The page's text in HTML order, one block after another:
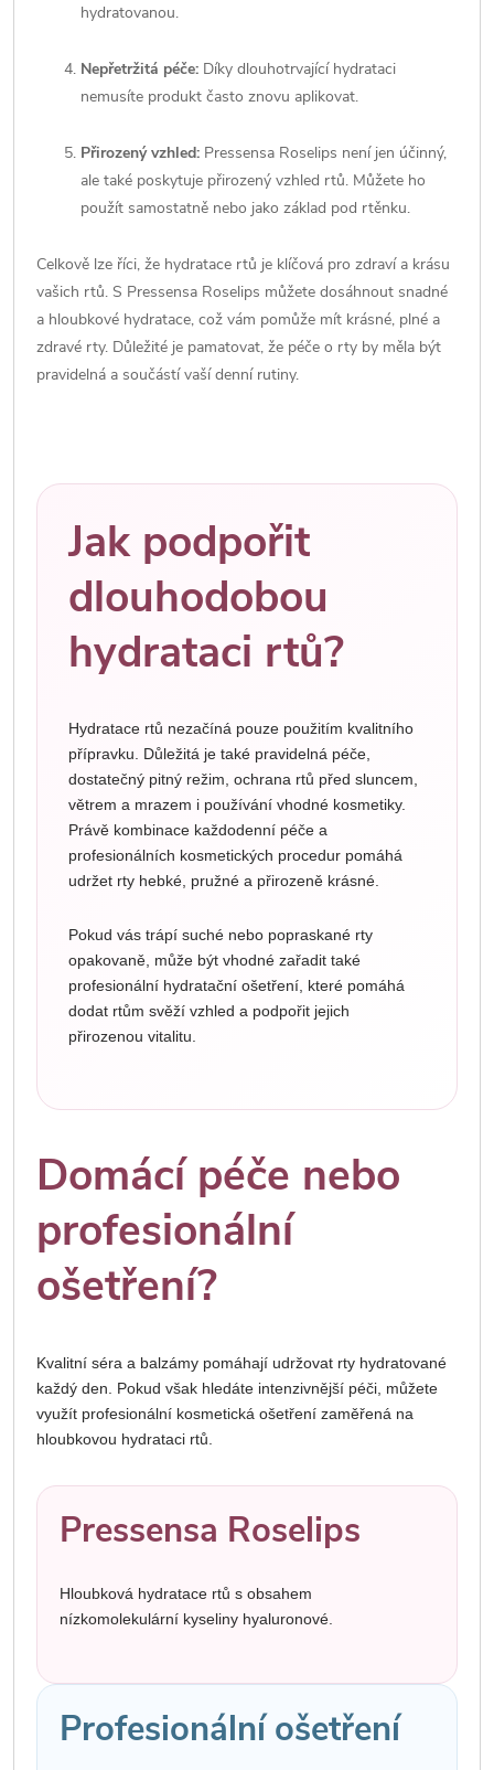
hydratovanou.
Nepřetržitá péče: Díky dlouhotrvající hydrataci
nemusíte produkt často znovu aplikovat.
Přirozený vzhled: Pressensa Roselips není jen účinný,
ale také poskytuje přirozený vzhled rtů. Můžete ho
použít samostatně nebo jako základ pod rtěnku.
Celkově lze říci, že hydratace rtů je klíčová pro zdraví a krásu
vašich rtů. S Pressensa Roselips můžete dosáhnout snadné
a hloubkové hydratace, což vám pomůže mít krásné, plné a
zdravé rty. Důležité je pamatovat, že péče o rty by měla být
pravidelná a součástí vaší denní rutiny.
Jak podpořit
dlouhodobou
hydrataci rtů?
Hydratace rtů nezačíná pouze použitím kvalitního
přípravku. Důležitá je také pravidelná péče,
dostatečný pitný režim, ochrana rtů před sluncem,
větrem a mrazem i používání vhodné kosmetiky.
Právě kombinace každodenní péče a
profesionálních kosmetických procedur pomáhá
udržet rty hebké, pružné a přirozeně krásné.
Pokud vás trápí suché nebo popraskané rty
opakovaně, může být vhodné zařadit také
profesionální hydratační ošetření, které pomáhá
dodat rtům svěží vzhled a podpořit jejich
přirozenou vitalitu.
Domácí péče nebo
profesionální
ošetření?
Kvalitní séra a balzámy pomáhají udržovat rty hydratované
každý den. Pokud však hledáte intenzivnější péči, můžete
využít profesionální kosmetická ošetření zaměřená na
hloubkovou hydrataci rtů.
Pressensa Roselips
Hloubková hydratace rtů s obsahem
nízkomolekulární kyseliny hyaluronové.
Profesionální ošetření